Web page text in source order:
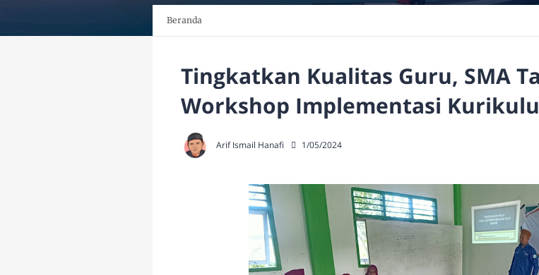
Beranda
Tingkatkan Kualitas Guru, SMA
Workshop Implementasi
Arif Ismail Hanafi 1/05/2024